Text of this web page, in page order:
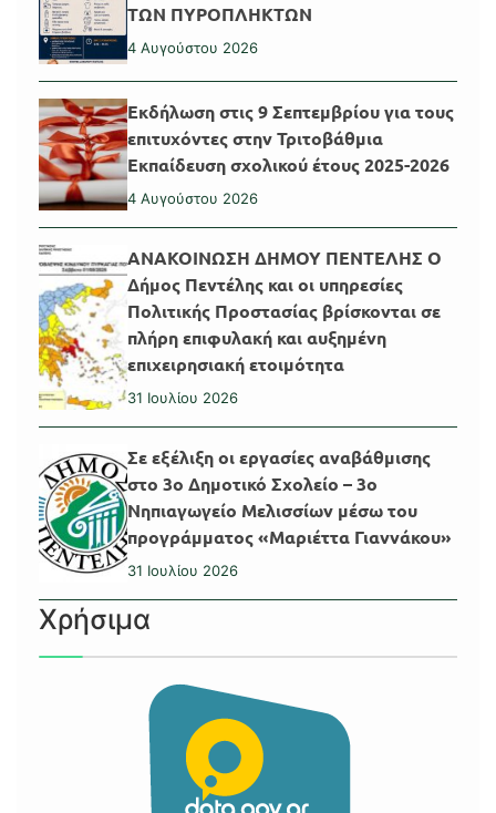
ΤΩΝ ΠΥΡΟΠΛΗΚΤΩΝ
4 Αυγούστου 2026
Εκδήλωση στις 9 Σεπτεμβρίου για τους
επιτυχόντες στην Τριτοβάθμια
Εκπαίδευση σχολικού έτους 2025-2026
4 Αυγούστου 2026
ΑΝΑΚΟΙΝΩΣΗ ΔΗΜΟΥ ΠΕΝΤΕΛΗΣ Ο
Δήμος Πεντέλης και οι υπηρεσίες
Πολιτικής Προστασίας βρίσκονται σε
πλήρη επιφυλακή και αυξημένη
επιχειρησιακή ετοιμότητα
31 Ιουλίου 2026
Σε εξέλιξη οι εργασίες αναβάθμισης
στο 3ο Δημοτικό Σχολείο – 3ο
Νηπιαγωγείο Μελισσίων μέσω του
προγράμματος «Μαριέττα Γιαννάκου»
31 Ιουλίου 2026
Χρήσιμα